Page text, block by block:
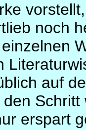
noch
auf
Schritt
erspart